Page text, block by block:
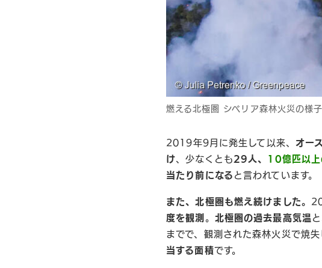
燃える北極圏 シベリア森林火災の様子
2019年9月に発生して以来、 オー
け、少なくとも 29人、 10億匹以上
当たり前になる と言われています。
また、北極圏 も燃え続けました。
度を観測 。 北極圏の過去最高気温
までで、観測された森林火災で焼失
当する面積です。